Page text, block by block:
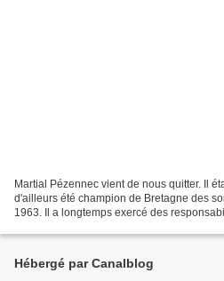
Martial Pézennec vient de nous quitter. Il
d'ailleurs été champion de Bretagne des
1963. Il a longtemps exercé des
Hébergé par Canalblog